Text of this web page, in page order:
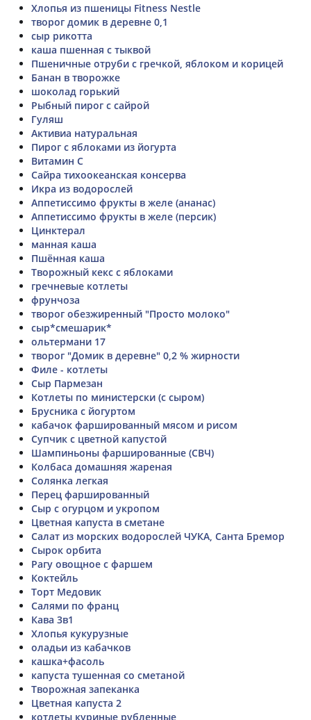
Хлопья из пшеницы Fitness Nestle
творог домик в деревне 0,1
сыр рикотта
каша пшенная с тыквой
Пшеничные отруби с гречкой, яблоком и корицей
Банан в творожке
шоколад горький
Рыбный пирог с сайрой
Гуляш
Активиа натуральная
Пирог с яблоками из йогурта
Витамин С
Сайра тихоокеанская консерва
Икра из водорослей
Аппетиссимо фрукты в желе (ананас)
Аппетиссимо фрукты в желе (персик)
Цинктерал
манная каша
Пшённая каша
Творожный кекс с яблоками
гречневые котлеты
фрунчоза
творог обезжиренный "Просто молоко"
сыр*смешарик*
ольтермани 17
творог "Домик в деревне" 0,2 % жирности
Филе - котлеты
Сыр Пармезан
Котлеты по министерски (с сыром)
Брусника с йогуртом
кабачок фаршированный мясом и рисом
Супчик с цветной капустой
Шампиньоны фаршированные (СВЧ)
Колбаса домашняя жареная
Солянка легкая
Перец фаршированный
Сыр с огурцом и укропом
Цветная капуста в сметане
Салат из морских водорослей ЧУКА, Санта Бремор
Сырок орбита
Рагу овощное с фаршем
Коктейль
Торт Медовик
Салями по франц
Кава 3в1
Хлопья кукурузные
оладьи из кабачков
кашка+фасоль
капуста тушенная со сметаной
Творожная запеканка
Цветная капуста 2
котлеты куриные рубленные